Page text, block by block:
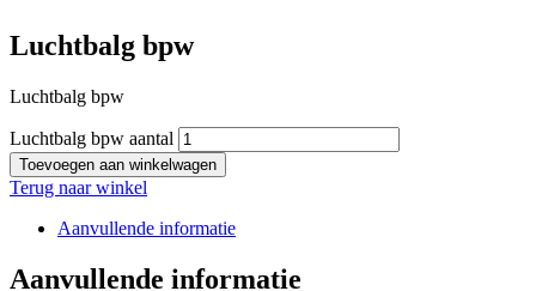
Luchtbalg bpw
Luchtbalg bpw
Luchtbalg bpw aantal
Toevoegen aan winkelwagen
Terug naar winkel
Aanvullende informatie
Aanvullende informatie